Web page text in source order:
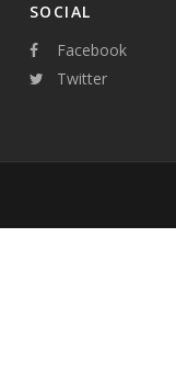
SOCIAL
Facebook
Twitter